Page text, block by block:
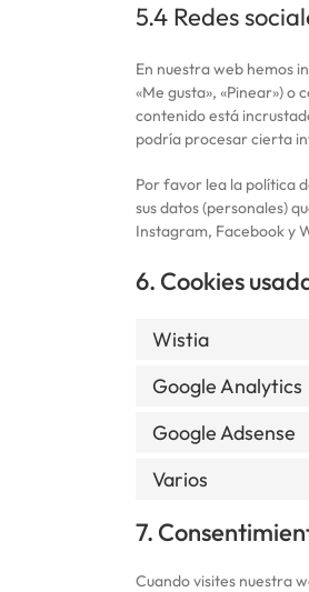
5.4 Redes
En nuestra web hemos
«Me gusta», «Pinear»)
contenido está
podría procesar cierta
Por favor lea la política
sus datos (personales)
Instagram, Facebook y
6. Cookies
Wistia
Google Analytics
Google Adsense
Varios
7.
Cuando visites nuestra